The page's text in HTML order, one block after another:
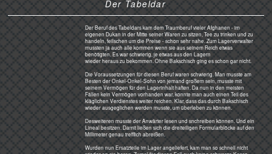
Er schloss sich im Bus ein und wir schleppten die Eisbox mit Bier (die Gefahr des Verdurstens soll ja in der
Wüste sehr hoch sein), Schlafsäcke, Gewehre und Whiskey an den langen Strand. Sind ja Luftline nur 700
km (Google Earth sei dank) bis zum Meer, der Arabischen See.
Hier auf dem 30. Breitengrad bricht die Dunkelheit schnell herein. Da hupte es wild. Wir rannten die
Sanddüne herunter und fanden den zitternden Fahrer im verschlossenen Bus. Er wies entsetzt auf ziemlich
große Tiere in 5 m Entfernung: Stachelschweine.
Natürlich kannte keiner von uns
das Wort in Farzi. Allein das Wort
-schwein vergrößerte seine
Abscheu ins unermessliche.
Nie vorher und nie mehr danach
sahen wir in unserem Leben
einen solchen Sternenhimmel,
oder, besser, ein solches
Himmelsgewölbe.
Da es keine Umweltverschmutzung
durch Licht gab und keinerlei
Luftfeuchtigkeit, waren die Sterne
in der mondlosen Nacht direkt
von Horizont zu Horizont zu sehen.
Sterne ließ uns sprachlos werden.